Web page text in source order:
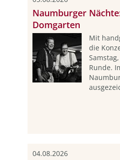
Naumburger
Domgarten
Mit
die
Runde.
04.08.2026